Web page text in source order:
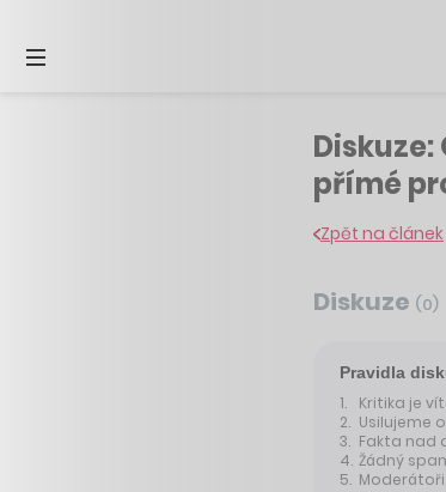
přímé
Zpět na článek
Diskuze (0)
Pravidla
Kritika je
Usilujeme
Fakta nad
Žádný